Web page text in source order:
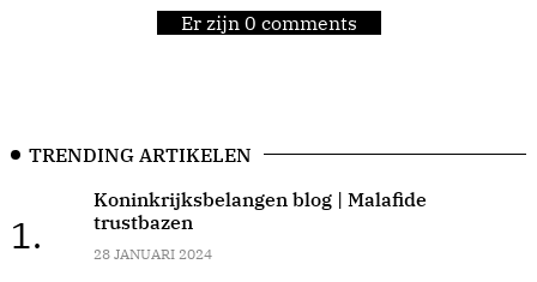
Er zijn 0 comments
TRENDING ARTIKELEN
1.
Koninkrijksbelangen blog | Malafide
trustbazen
28 JANUARI 2024